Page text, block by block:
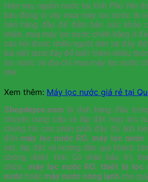
Hiện nay, nguồn nước tại tỉnh Phú Yên
báo động vì vậy mua máy lọc nước là
tiên hàng đầu để đảm bảo sức khỏe
nhiên, mua máy lọc nước chính hãng ở
câu hỏi được nhiều người dân tại đây
bài viết dưới đây để biết thêm nhiều
lọc nước và địa chỉ mua máy lọc nước
nhé.
Xem thêm: Máy lọc nước giá rẻ tại
Shopdepre.com là đơn hàng đầu
chuyên cung cấp và lắp đặt máy lọc
chúng tôi còn phân phối đầy đủ linh
đến máy lọc nước RO, máy lọc nước
sát, lắp đặt và hướng dẫn quý khách
chóng, nhiệt tình. Có nhận bảo trì,
chữa….máy lọc nước RO, thiết bị lọc
nước hoặc máy nước nóng lạnh cho